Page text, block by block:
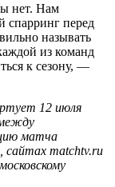
нет. Нам
спарринг перед
называть
из команд
к сезону, —
12 июля
матча
matchtv.ru